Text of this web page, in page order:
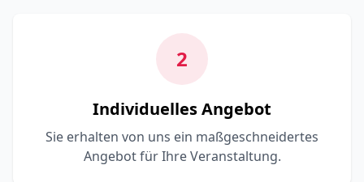
2
Individuelles Angebot
Sie erhalten von uns ein maßgeschneidertes
Angebot für Ihre Veranstaltung.